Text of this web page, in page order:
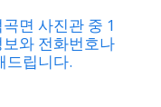
면 사진관 중 1
와 전화번호나
드립니다.